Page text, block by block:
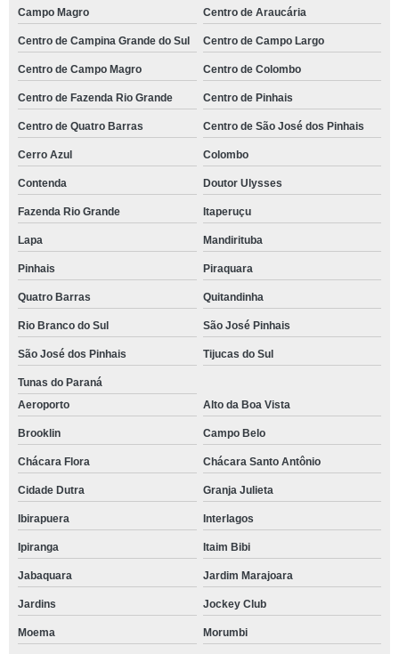
Campo Magro Centro de Araucária
Centro de Campina Grande do Sul Centro de Campo Largo
Centro de Campo Magro Centro de Colombo
Centro de Fazenda Rio Grande Centro de Pinhais
Centro de Quatro Barras Centro de São José dos Pinhais
Cerro Azul Colombo
Contenda Doutor Ulysses
Fazenda Rio Grande Itaperuçu
Lapa Mandirituba
Pinhais Piraquara
Quatro Barras Quitandinha
Rio Branco do Sul São José Pinhais
São José dos Pinhais Tijucas do Sul
Tunas do Paraná
Aeroporto
Alto da Boa Vista
Brooklin Campo Belo
Chácara Flora Chácara Santo Antônio
Cidade Dutra Granja Julieta
Ibirapuera Interlagos
Ipiranga Itaim Bibi
Jabaquara Jardim Marajoara
Jardins Jockey Club
Moema Morumbi